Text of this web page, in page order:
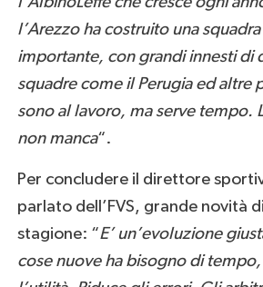
l’Arezzo ha costruito una
importante, con grandi innesti di
squadre come il Perugia ed altre
sono al lavoro, ma serve tempo.
non manca“.
Per concludere il direttore
parlato dell’FVS, grande novità
stagione: “E’ un’evoluzione
cose nuove ha bisogno di